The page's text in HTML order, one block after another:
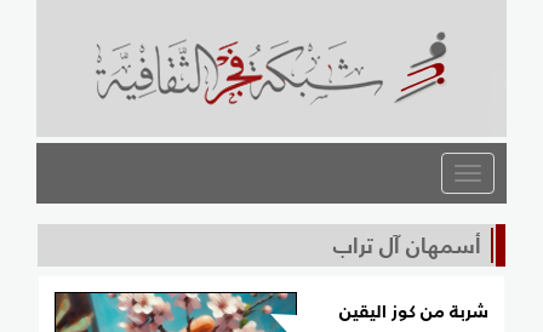
القائمة
أسمهان آل تراب
شربة من كوز اليقين